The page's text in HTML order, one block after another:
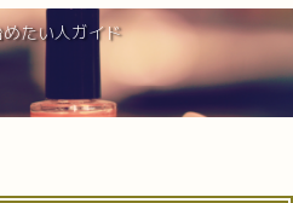
たい人ガイド